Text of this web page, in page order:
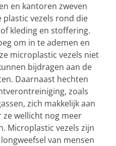
en kantoren zweven
vezels rond die
kleding en stoffering.
om in te ademen en
microplastic vezels niet
bijdragen aan de
Daarnaast hechten
zoals
zich makkelijk aan
wellicht nog meer
Microplastic vezels zijn
van mensen